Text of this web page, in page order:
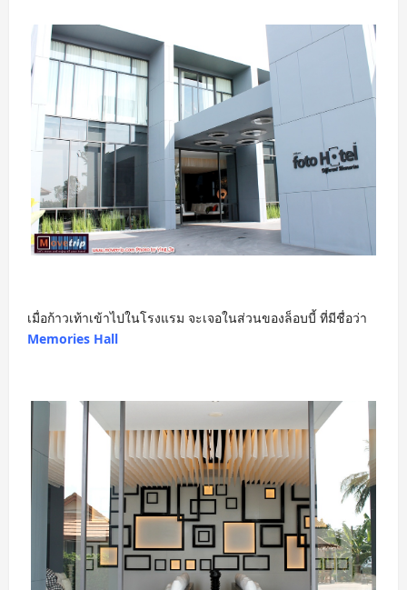
เมื่อก้าวเท้าเข้าไปในโรงแรม จะเจอในส่วนของล็อบบี้ ที่มีชื่อว่า
Memories Hall